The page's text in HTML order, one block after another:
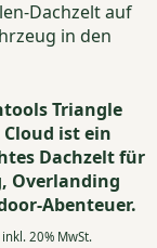
Triangle
ist ein
Dachzelt für
Overlanding
Abenteuer.
inkl. 20% MwSt.